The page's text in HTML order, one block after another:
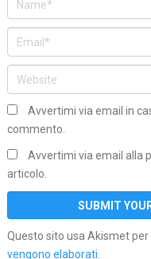
Avvertimi via email in
commento.
Avvertimi via email alla
articolo.
Questo sito usa Akismet per
vengono elaborati.